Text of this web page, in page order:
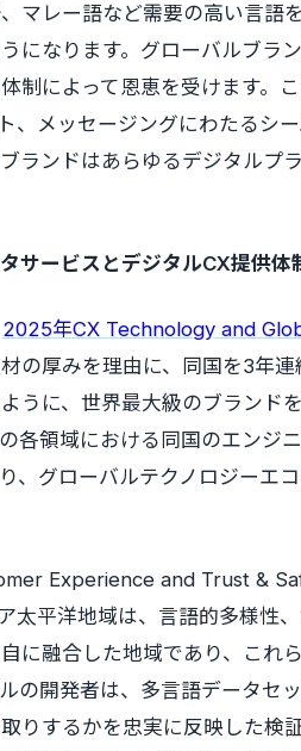
マレー語など需要の高い言語
になります。グローバルブラ
制によって恩恵を受けます。
、メッセージングにわたるシ
ランドはあらゆるデジタルプ
サービスとデジタルCX提供体
2025年CX Technology and
の厚みを理由に、同国を3年
うに、世界最大級のブランド
各領域における同国のエンジ
、グローバルテクノロジーエ
Experience and Trust &
太平洋地域は、言語的多様性
に融合した地域であり、これ
の開発者は、多言語データセ
りするかを忠実に反映した検